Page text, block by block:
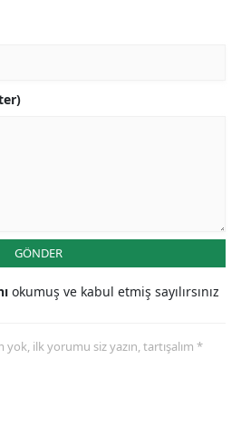
GÖNDER
okumuş ve kabul etmiş sayılırsınız
ilk yorumu siz yazın, tartışalım *